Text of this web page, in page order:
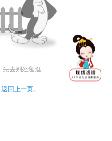
先去别处逛逛
返回上一页。